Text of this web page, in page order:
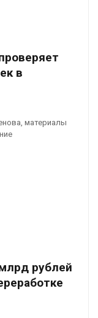
в
материалы
рублей